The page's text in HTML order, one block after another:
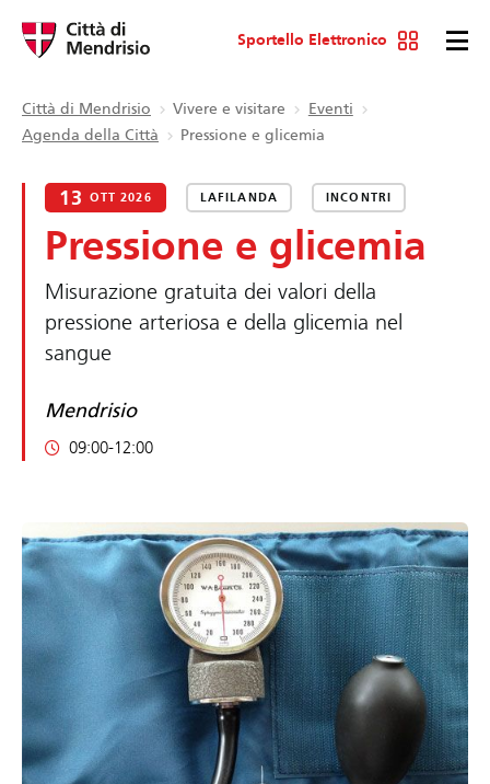
Sportello Elettronico
Città di Mendrisio Vivere e visitare
Eventi
Agenda della Città
Pressione e glicemia
13 OTT 2026 LAFILANDA INCONTRI
Pressione e glicemia
Misurazione gratuita dei valori della
pressione arteriosa e della glicemia nel
sangue
Mendrisio
09:00-12:00